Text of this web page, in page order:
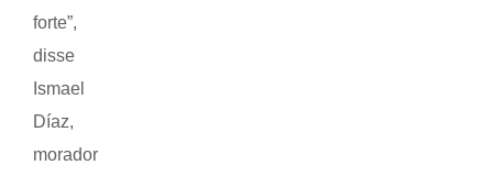
forte”,
disse
Ismael
Díaz,
morador